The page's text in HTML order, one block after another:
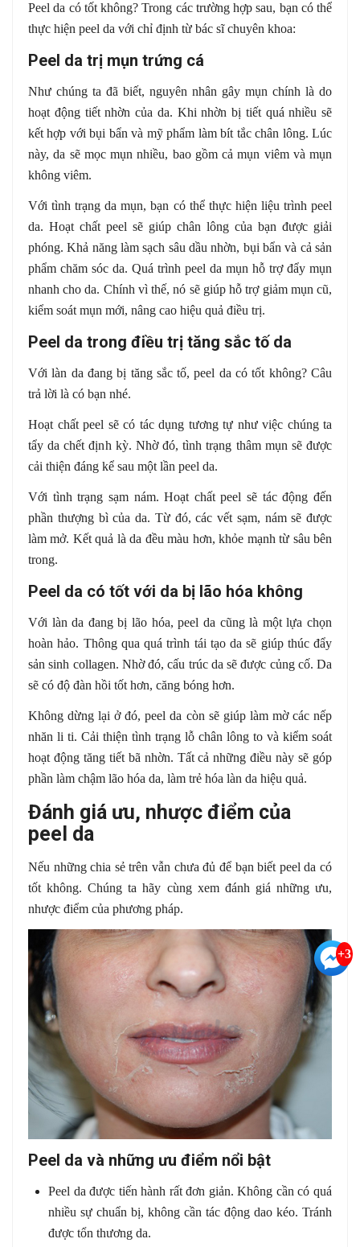
Peel da có tốt không? Trong các trường hợp sau, bạn có thể
thực hiện peel da với chỉ định từ bác sĩ chuyên khoa:
Peel da trị mụn trứng cá
Như chúng ta đã biết, nguyên nhân gây mụn chính là do
hoạt động tiết nhờn của da. Khi nhờn bị tiết quá nhiều sẽ
kết hợp với bụi bẩn và mỹ phẩm làm bít tắc chân lông. Lúc
này, da sẽ mọc mụn nhiều, bao gồm cả mụn viêm và mụn
không viêm.
Với tình trạng da mụn, bạn có thể thực hiện liệu trình peel
da. Hoạt chất peel sẽ giúp chân lông của bạn được giải
phóng. Khả năng làm sạch sâu dầu nhờn, bụi bẩn và cả sản
phẩm chăm sóc da. Quá trình peel da mụn hỗ trợ đẩy mụn
nhanh cho da. Chính vì thế, nó sẽ giúp hỗ trợ giảm mụn cũ,
kiểm soát mụn mới, nâng cao hiệu quả điều trị.
Peel da trong điều trị tăng sắc tố da
Với làn da đang bị tăng sắc tố, peel da có tốt không? Câu
trả lời là có bạn nhé.
Hoạt chất peel sẽ có tác dụng tương tự như việc chúng ta
tẩy da chết định kỳ. Nhờ đó, tình trạng thâm mụn sẽ được
cải thiện đáng kể sau một lần peel da.
Với tình trạng sạm nám. Hoạt chất peel sẽ tác động đến
phần thượng bì của da. Từ đó, các vết sạm, nám sẽ được
làm mở. Kết quả là da đều màu hơn, khỏe mạnh từ sâu bên
trong.
Peel da có tốt với da bị lão hóa không
Với làn da đang bị lão hóa, peel da cũng là một lựa chọn
hoàn hảo. Thông qua quá trình tái tạo da sẽ giúp thúc đẩy
sản sinh collagen. Nhờ đó, cấu trúc da sẽ được củng cố. Da
sẽ có độ đàn hồi tốt hơn, căng bóng hơn.
Không dừng lại ở đó, peel da còn sẽ giúp làm mờ các nếp
nhăn li ti. Cải thiện tình trạng lỗ chân lông to và kiểm soát
hoạt động tăng tiết bã nhờn. Tất cả những điều này sẽ góp
phần làm chậm lão hóa da, làm trẻ hóa làn da hiệu quả.
Đánh giá ưu, nhược điểm của
peel da
Nếu những chia sẻ trên vẫn chưa đủ để bạn biết peel da có
tốt không. Chúng ta hãy cùng xem đánh giá những ưu,
nhược điểm của phương pháp.
Peel da và những ưu điểm nổi bật
Peel da được tiến hành rất đơn giản. Không cần có quá
nhiều sự chuẩn bị, không cần tác động dao kéo. Tránh
được tổn thương da.
+3